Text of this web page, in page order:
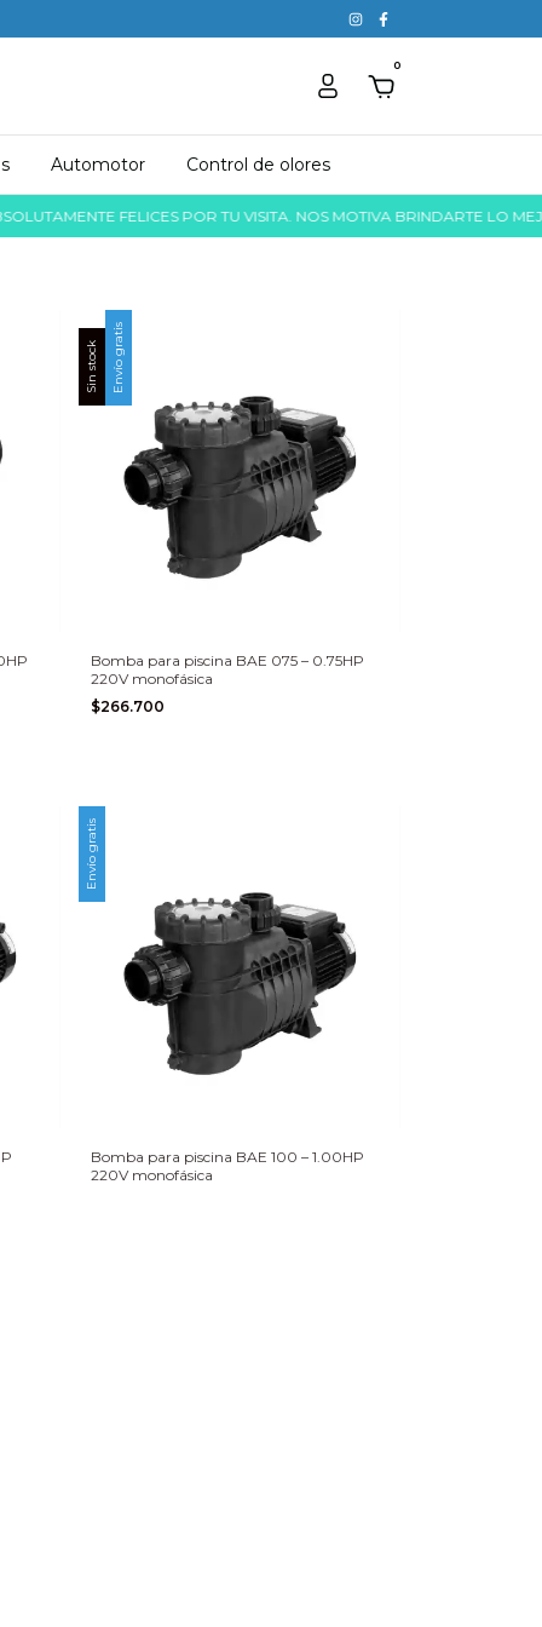
0
Automotor Control de olores
FELICES POR TU VISITA. NOS MOTIVA BRINDARTE LO MEJOR,
Sin stock Envío gratis
Bomba para piscina BAE 075 – 0.75HP
220V monofásica
$266.700
Envío gratis
Bomba para piscina BAE 100 – 1.00HP
220V monofásica